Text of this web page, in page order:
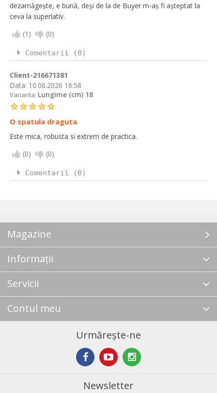
dezamăgește, e bună, deși de la de Buyer m-aș fi așteptat la
ceva la superlativ.
(1 ) (0)
Comentarii (0)
Client-216671381
Data: 10.06.2026 16:58
Varianta: Lungime (cm) 18
O spatula draguta
Este mica, robusta si extrem de practica.
(0) (0)
Comentarii (0)
Magazine
Informații
Servicii
Contul meu
Urmărește-ne
Newsletter